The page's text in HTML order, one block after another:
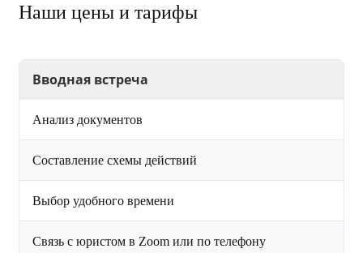
Наши цены и тарифы
Вводная встреча
Анализ документов
Составление схемы действий
Выбор удобного времени
Связь с юристом в Zoom или по телефону